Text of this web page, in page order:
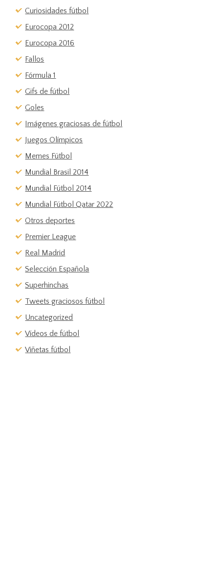
Curiosidades fútbol
Eurocopa 2012
Eurocopa 2016
Fallos
Fórmula 1
Gifs de fútbol
Goles
Imágenes graciosas de fútbol
Juegos Olímpicos
Memes Fútbol
Mundial Brasil 2014
Mundial Fútbol 2014
Mundial Fútbol Qatar 2022
Otros deportes
Premier League
Real Madrid
Selección Española
Superhinchas
Tweets graciosos fútbol
Uncategorized
Vídeos de fútbol
Viñetas fútbol